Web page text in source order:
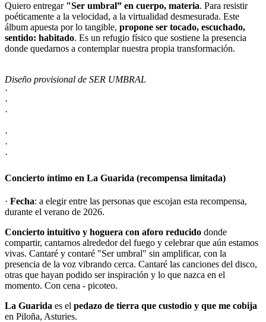
Quiero entregar "Ser umbral” en cuerpo, materia. Para resistir
poéticamente a la velocidad, a la virtualidad desmesurada. Este
álbum apuesta por lo tangible, propone ser tocado, escuchado,
sentido: habitado. Es un refugio físico que sostiene la presencia
donde quedarnos a contemplar nuestra propia transformación.
Diseño provisional de SER UMBRAL
·
·
·
·
·
·
Concierto íntimo en La Guarida (recompensa limitada)
· Fecha: a elegir entre las personas que escojan esta recompensa,
durante el verano de 2026.
Concierto intuitivo y hoguera con aforo reducido donde
compartir, cantarnos alrededor del fuego y celebrar que aún estamos
vivas. Cantaré y contaré "Ser umbral" sin amplificar, con la
presencia de la voz vibrando cerca. Cantaré las canciones del disco,
otras que hayan podido ser inspiración y lo que nazca en el
momento. Con cena - picoteo.
La Guarida es el pedazo de tierra que custodio y que me cobija
en Piloña, Asturies.